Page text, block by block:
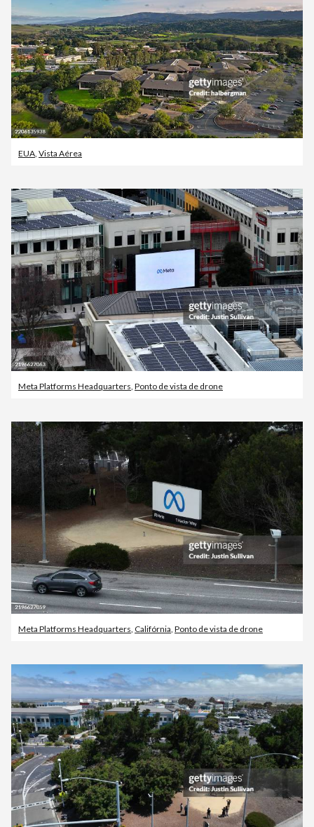
EUA, Vista Aérea
Meta Platforms Headquarters Ponto de vista de drone
Meta Platforms Headquarters Califórnia Ponto de vista de drone